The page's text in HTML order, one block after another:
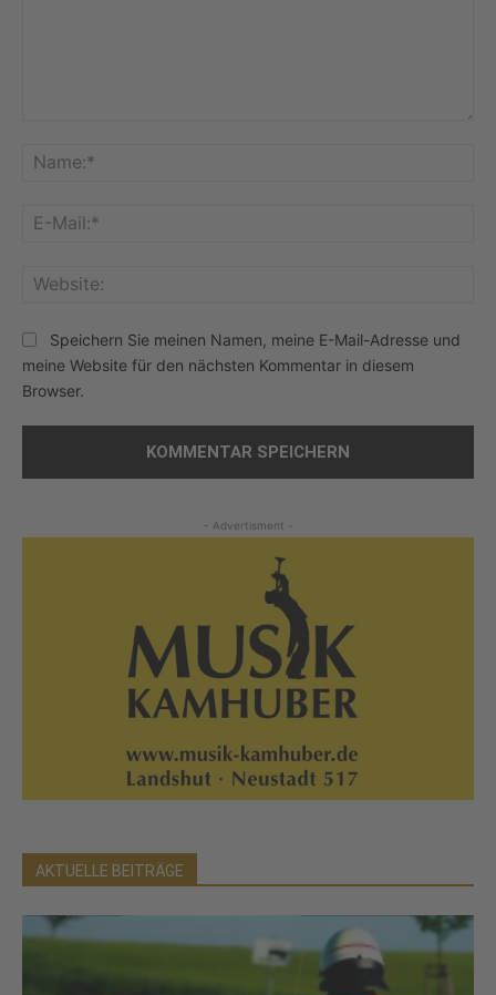
Speichern Sie meinen Namen, meine E-Mail-Adresse und
meine Website für den nächsten Kommentar in diesem
Browser.
- Advertisment -
AKTUELLE BEITRÄGE